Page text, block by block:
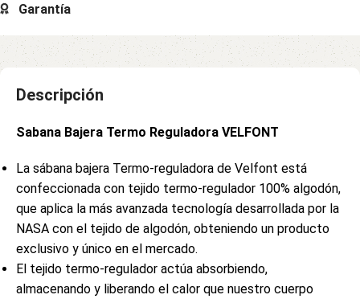
Garantía
Descripción
Sabana Bajera Termo Reguladora VELFONT
La sábana bajera Termo-reguladora de Velfont está
confeccionada con tejido termo-regulador 100% algodón,
que aplica la más avanzada tecnología desarrollada por la
NASA con el tejido de algodón, obteniendo un producto
exclusivo y único en el mercado.
El tejido termo-regulador actúa absorbiendo,
almacenando y liberando el calor que nuestro cuerpo